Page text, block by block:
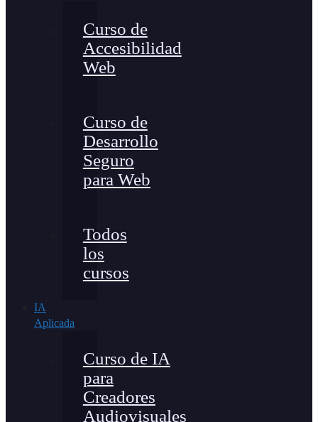
Curso de
Accesibilidad
Web
Curso de
Desarrollo
Seguro
para Web
Todos
los
cursos
IA
Aplicada
Curso de IA
para
Creadores
Audiovisuales